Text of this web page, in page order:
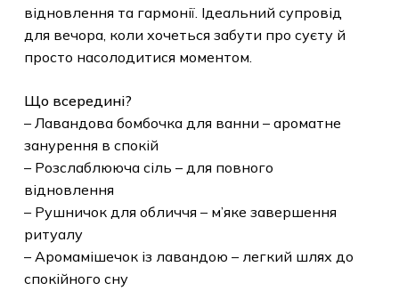
відновлення та гармонії. Ідеальний супровід
для вечора, коли хочеться забути про суєту й
просто насолодитися моментом.
Що всередині?
– Лавандова бомбочка для ванни – ароматне
занурення в спокій
– Розслаблююча сіль – для повного
відновлення
– Рушничок для обличчя – м’яке завершення
ритуалу
– Аромамішечок із лавандою – легкий шлях до
спокійного сну